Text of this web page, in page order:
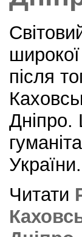
після
Дніпро.
України.
Читати